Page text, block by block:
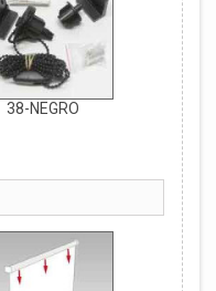
38-NEGRO